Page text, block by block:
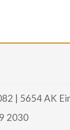
| 5654 AK
2030